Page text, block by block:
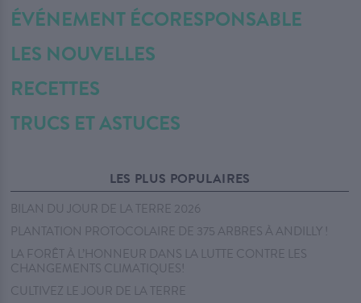
ÉVÉNEMENT ÉCORESPONSABLE
LES NOUVELLES
RECETTES
TRUCS ET ASTUCES
LES PLUS POPULAIRES
BILAN DU JOUR DE LA TERRE 2026
PLANTATION PROTOCOLAIRE DE 375 ARBRES À ANDILLY !
LA FORÊT À L’HONNEUR DANS LA LUTTE CONTRE LES
CHANGEMENTS CLIMATIQUES!
CULTIVEZ LE JOUR DE LA TERRE